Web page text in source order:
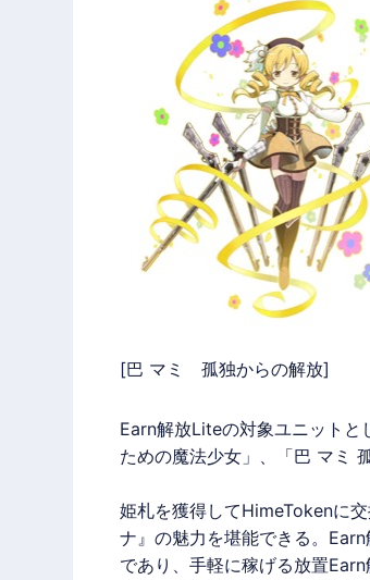
[巴 マミ 孤独からの解放]
Earn解放Liteの対象ユニット
ための魔法少女」、「巴 マミ
姫札を獲得してHimeTokenに
ナ』の魅力を堪能できる。
であり、手軽に稼げる放置